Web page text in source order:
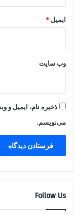
ایمیل *
وب‌ سایت
ذخیره نام، ایمیل و
می‌نویسم.
Follow Us